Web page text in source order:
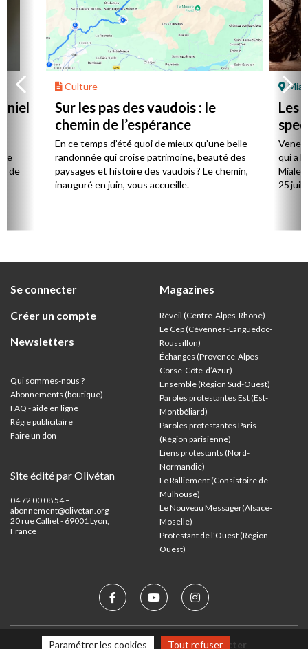
de
Culture
Sur les pas des vaudois : le
chemin de l’espérance
En ce temps d’été quoi de mieux qu’une belle
randonnée qui croise patrimoine, beauté des
paysages et histoire des vaudois ? Le chemin,
inauguré en juin, vous accueille.
Les
qui a
25
Se connecter
Créer un compte
Newsletters
Qui sommes-nous ?
Abonnements (boutique)
FAQ - aide en ligne
Régie publicitaire
Faire un don
Site édité par Olivétan
04 72 00 08 54 –
abonnement@olivetan.org
20 rue Calliet - 69001 Lyon,
France
Magazines
Réveil (Centre-Alpes-Rhône)
Le Cep (Cévennes-Languedoc-
Roussillon)
Échanges (Provence-Alpes-
Corse-Côte-d’Azur)
Ensemble (Région Sud-Ouest)
Paroles protestantes Est (Est-
Montbéliard)
Paroles protestantes Paris
(Région parisienne)
Liens protestants (Nord-
Normandie)
Le Ralliement (Consistoire de
Mulhouse)
Le Nouveau Messager(Alsace-
Moselle)
Protestant de l'Ouest (Région
Ouest)
Mentions légales Nous contacter
Paramétrer les cookies Tout refuser